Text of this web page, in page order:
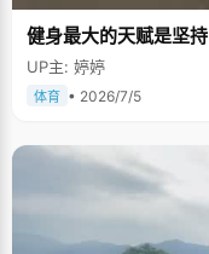
健身最大的天赋是坚持
UP主: 婷婷
体育 • 2026/7/5